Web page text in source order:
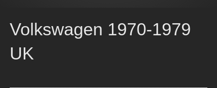
Volkswagen 1970-1979
UK